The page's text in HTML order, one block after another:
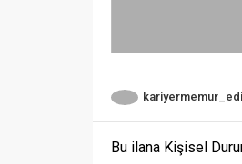
Bu ilana Kişisel